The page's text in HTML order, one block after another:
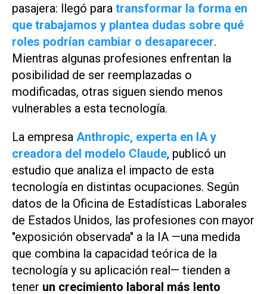
pasajera: llegó para transformar la forma en
que trabajamos y plantea dudas sobre qué
roles podrían cambiar o desaparecer.
Mientras algunas profesiones enfrentan la
posibilidad de ser reemplazadas o
modificadas, otras siguen siendo menos
vulnerables a esta tecnología.
La empresa Anthropic, experta en IA y
creadora del modelo Claude, publicó un
estudio que analiza el impacto de esta
tecnología en distintas ocupaciones. Según
datos de la Oficina de Estadísticas Laborales
de Estados Unidos, las profesiones con mayor
"exposición observada" a la IA —una medida
que combina la capacidad teórica de la
tecnología y su aplicación real— tienden a
tener un crecimiento laboral más lento